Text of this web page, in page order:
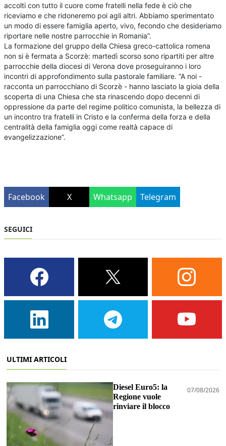
accolti con tutto il cuore come fratelli nella fede è ciò che
riceviamo e che ridoneremo poi agli altri. Abbiamo sperimentato
un modo di essere famiglia aperto, vivo, fecondo che desideriamo
riportare nelle nostre parrocchie in Romania”.
La formazione del gruppo della Chiesa greco-cattolica romena
non si è fermata a Scorzè: martedì scorso sono ripartiti per altre
parrocchie della diocesi di Verona dove proseguiranno i loro
incontri di approfondimento sulla pastorale familiare. “A noi -
racconta un parrocchiano di Scorzè - hanno lasciato la gioia della
scoperta di una Chiesa che sta rinascendo dopo decenni di
oppressione da parte del regime politico comunista, la bellezza di
un incontro tra fratelli in Cristo e la conferma della forza e della
centralità della famiglia oggi come realtà capace di
evangelizzazione”.
Facebook X Whatsapp Telegram
SEGUICI
ULTIMI ARTICOLI
Diesel Euro5: la
Regione vuole
rinviare il blocco
07/08/2026